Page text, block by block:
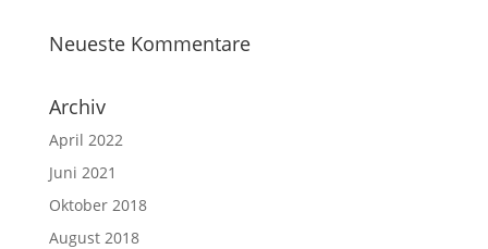
Neueste Kommentare
Archiv
April 2022
Juni 2021
Oktober 2018
August 2018